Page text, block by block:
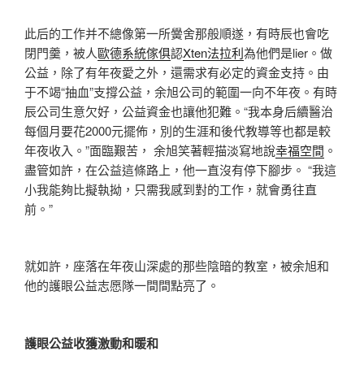
此后的工作并不總像第一所黌舍那般順遂，有時辰也會吃
閉門羹，被人歐德系統傢俱認Xten法拉利為他們是lier。做
公益，除了有年夜愛之外，還需求有必定的資金支持。由
于不竭“抽血”支撐公益，余旭公司的範圍一向不年夜。有時
辰公司生意欠好，公益資金也讓他犯難。“我本身后續醫治
每個月要花2000元擺佈，別的生涯和後代教導等也都是較
年夜收入。”面臨艱苦， 余旭笑著輕描淡寫地說幸福空間 。
盡管如許，在公益這條路上，他一直沒有停下腳步。 “我這
小我能夠比擬執拗，只需我感到對的工作，就會勇往直
前。”
就如許，座落在年夜山深處的那些陰暗的教室，被余旭和
他的護眼公益志愿隊一間間點亮了。
護眼公益收獲激動和暖和